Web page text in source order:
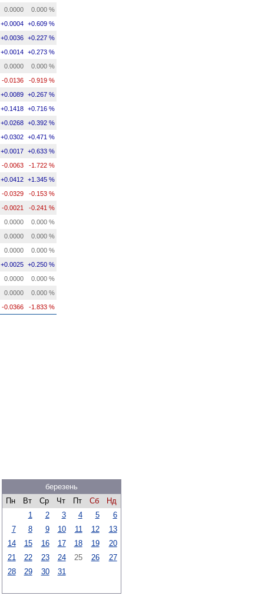
0.0000 0.000 %
+0.0004 +0.609 %
+0.0036 +0.227 %
+0.0014 +0.273 %
0.0000 0.000 %
-0.0136 -0.919 %
+0.0089 +0.267 %
+0.1418 +0.716 %
+0.0268 +0.392 %
+0.0302 +0.471 %
+0.0017 +0.633 %
-0.0063 -1.722 %
+0.0412 +1.345 %
-0.0329 -0.153 %
-0.0021 -0.241 %
0.0000 0.000 %
0.0000 0.000 %
0.0000 0.000 %
+0.0025 +0.250 %
0.0000 0.000 %
0.0000 0.000 %
-0.0366 -1.833 %
березень
Пн
Вт Ср Чт Пт Сб
Нд
1
2 3 4 5
6
7
8 9 10 11 12
13
14
15 16 17 18 19
20
21
22 23 24 25 26
27
28
29 30 31